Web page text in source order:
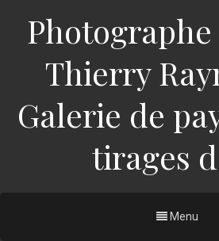
Photographe
Thierry
Galerie de
tirages
Menu